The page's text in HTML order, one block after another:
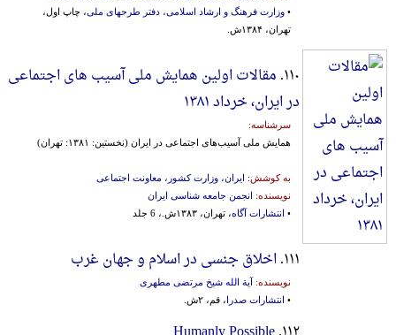
• وزارت فرهنگ و ارشاد اسلامی، دفتر طرحهای ملی، چاپ اول،
تهران، ۱۳۸۴ش.
۱۱۰. مقالات اولین همایش ملی آسیب های اجتماعی
در ایران‌، خرداد ۱۳۸۱
سرشناسه:
همایش‌ ملی‌ آسیب‌های‌ اجتماعی‌ در ایران‌ (نخستین‌: ۱۳۸۱: تهران‌)
به کوشش: ایران‌، وزارت‌ کشور، معاونت‌ اجتماعی‌
نویسنده: انجمن جامعه شناسی ایران
• انتشارات آگاه، تهران، ۱۳۸۳ش.، 6 جلد
۱۱۱. اخلاق جنسی در اسلام و جهان غرب
نویسنده: آیة الله شیخ مرتضی مطهری
• انتشارات صدرا، قم، ۲ش.